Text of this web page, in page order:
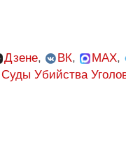
Дзене, ВК, MAX,
Суды Убийства